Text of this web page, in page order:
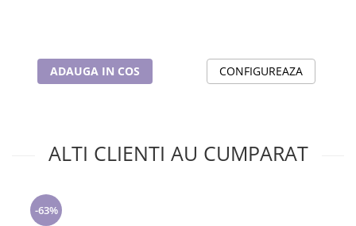
ADAUGA IN COS CONFIGUREAZA
ALTI CLIENTI AU CUMPARAT
-63%